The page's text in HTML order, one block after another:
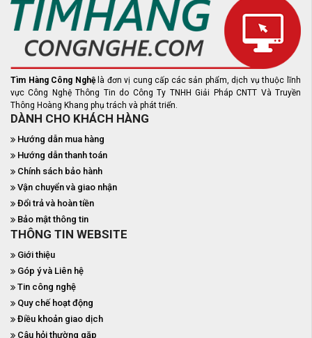
Tìm Hàng Công Nghệ là đơn vị cung cấp các sản phẩm, dịch vụ thuộc lĩnh
vực Công Nghệ Thông Tin do Công Ty TNHH Giải Pháp CNTT Và Truyền
Thông Hoàng Khang phụ trách và phát triển.
DÀNH CHO KHÁCH HÀNG
Hướng dẫn mua hàng
Hướng dẫn thanh toán
Chính sách bảo hành
Vận chuyển và giao nhận
Đổi trả và hoàn tiền
Bảo mật thông tin
THÔNG TIN WEBSITE
Giới thiệu
Góp ý và Liên hệ
Tin công nghệ
Quy chế hoạt động
Điều khoản giao dịch
Câu hỏi thường gặp